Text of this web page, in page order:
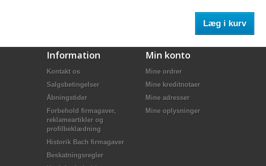
Læg i kurv
Information
Kontakt os
Salgsbetingelser
Åbningstider
Forbehold firmagaver,
reklameartikler og
profilbeklædning
Historik Bach firmagaver
Beskatningsregler
Min konto
Mine ordrer
Mine kreditnotaer
Mine adresser
Mine oplysninger